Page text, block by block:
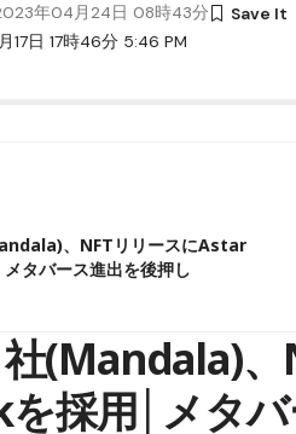
日 17時46分 5:46 PM
年04月24日 08時43分
、NFTリリースにAstar
タバース進出を後押し
(Mandala)
採用│メタバ